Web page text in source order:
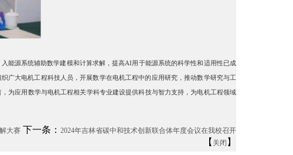
能源系统辅助数学建模和计算求解，提高AI用于能源系统的科学性和适用性已成
广大电机工程科技人员，开展数学在电机工程中的应用研究，推动数学研究与工
为应用数学与电机工程相关学科专业建设提供科技与智力支持，为电机工程领域
大赛 下一条： 2024年吉林省碳中和技术创新联合体年度会议在我校召开
【 关闭 】